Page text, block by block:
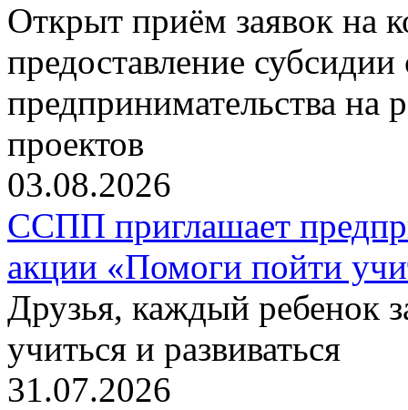
Открыт приём заявок на
предоставление
предпринимательства на
проектов
03.08.2026
ССПП приглашает
акции «Помоги пойти
Друзья, каждый ребенок
учиться и развиваться
31.07.2026